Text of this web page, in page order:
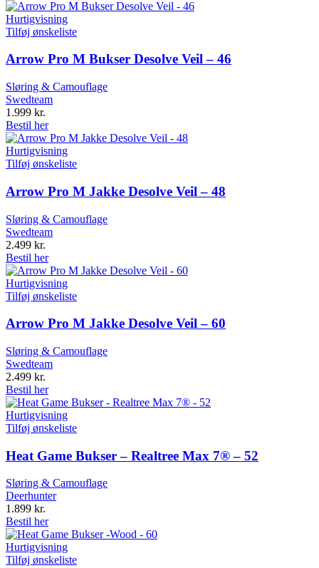
Hurtigvisning
Tilføj ønskeliste
Arrow Pro M Bukser Desolve Veil – 46
Sløring & Camouflage
Swedteam
1.999 kr.
Bestil her
Hurtigvisning
Tilføj ønskeliste
Arrow Pro M Jakke Desolve Veil – 48
Sløring & Camouflage
Swedteam
2.499 kr.
Bestil her
Hurtigvisning
Tilføj ønskeliste
Arrow Pro M Jakke Desolve Veil – 60
Sløring & Camouflage
Swedteam
2.499 kr.
Bestil her
Hurtigvisning
Tilføj ønskeliste
Heat Game Bukser – Realtree Max 7® – 52
Sløring & Camouflage
Deerhunter
1.899 kr.
Bestil her
Hurtigvisning
Tilføj ønskeliste